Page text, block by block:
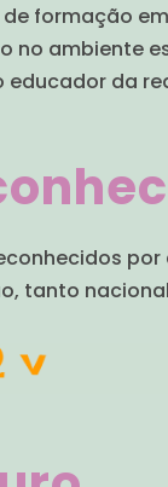
formação
no ambiente
educador da
tanto